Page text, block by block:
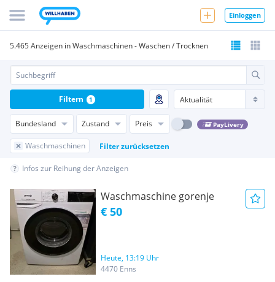
Einloggen
5.465 Anzeigen in Waschmaschinen - Waschen / Trocknen
Bundesland Zustand Preis PayLivery
Waschmaschinen Filter zurücksetzen
Filtern 1
Infos zur Reihung der Anzeigen
Waschmaschine gorenje
€ 50
Heute, 13:19 Uhr
4470 Enns